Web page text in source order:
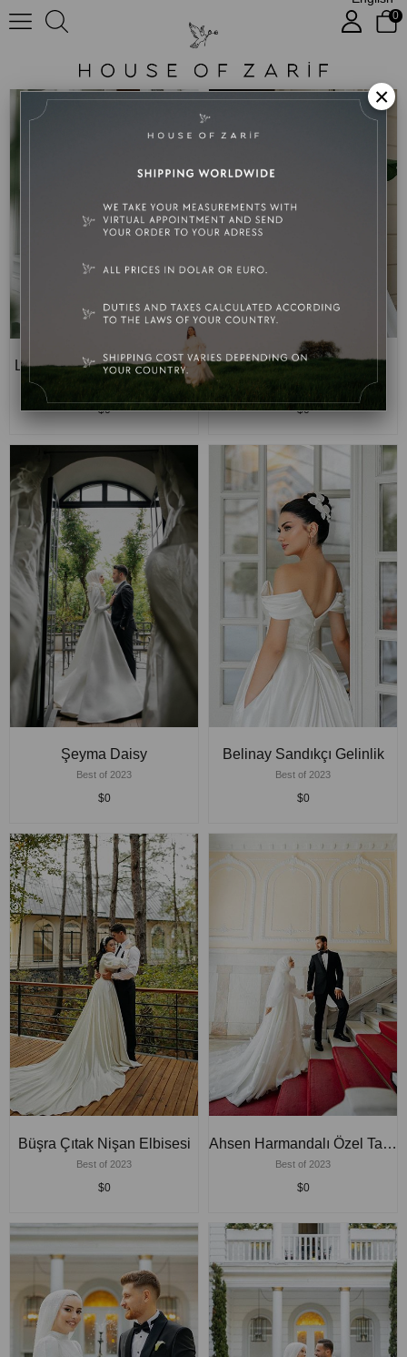
0
Limes Özel Tasarım Gelinlik
$0
Esra Dutch Özel Tasarım Gelinlik
$0
Şeyma Daisy
Best of 2023
$0
Belinay Sandıkçı Gelinlik
Best of 2023
$0
Büşra Çıtak Nişan Elbisesi
Best of 2023
$0
Ahsen Harmandalı Özel Tasarım Gelinlik
Best of 2023
$0
×